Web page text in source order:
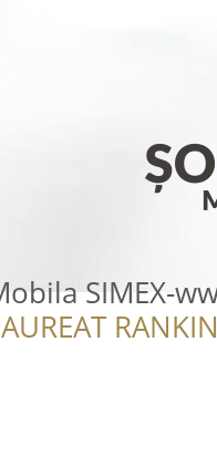
SIMEX-